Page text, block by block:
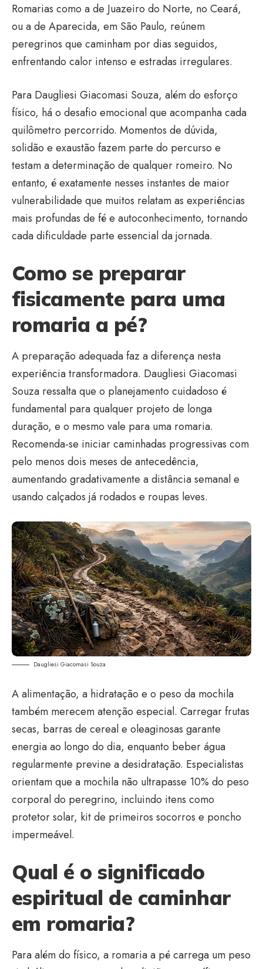
Romarias como a de Juazeiro do Norte, no Ceará,
ou a de Aparecida, em São Paulo, reúnem
peregrinos que caminham por dias seguidos,
enfrentando calor intenso e estradas irregulares.
Para Daugliesi Giacomasi Souza, além do esforço
físico, há o desafio emocional que acompanha cada
quilômetro percorrido. Momentos de dúvida,
solidão e exaustão fazem parte do percurso e
testam a determinação de qualquer romeiro. No
entanto, é exatamente nesses instantes de maior
vulnerabilidade que muitos relatam as experiências
mais profundas de fé e autoconhecimento, tornando
cada dificuldade parte essencial da jornada.
Como se preparar
fisicamente para uma
romaria a pé?
A preparação adequada faz a diferença nesta
experiência transformadora. Daugliesi Giacomasi
Souza ressalta que o planejamento cuidadoso é
fundamental para qualquer projeto de longa
duração, e o mesmo vale para uma romaria.
Recomenda-se iniciar caminhadas progressivas com
pelo menos dois meses de antecedência,
aumentando gradativamente a distância semanal e
usando calçados já rodados e roupas leves.
Daugliesi Giacomasi Souza
A alimentação, a hidratação e o peso da mochila
também merecem atenção especial. Carregar frutas
secas, barras de cereal e oleaginosas garante
energia ao longo do dia, enquanto beber água
regularmente previne a desidratação. Especialistas
orientam que a mochila não ultrapasse 10% do peso
corporal do peregrino, incluindo itens como
protetor solar, kit de primeiros socorros e poncho
impermeável.
Qual é o significado
espiritual de caminhar
em romaria?
Para além do físico, a romaria a pé carrega um peso